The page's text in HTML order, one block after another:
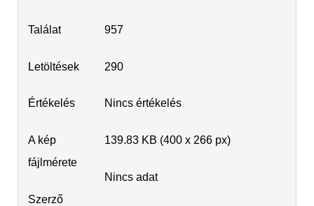
Találat 957
Letöltések 290
Értékelés Nincs értékelés
A kép
fájlmérete
139.83 KB (400 x 266 px)
Szerző
Nincs adat